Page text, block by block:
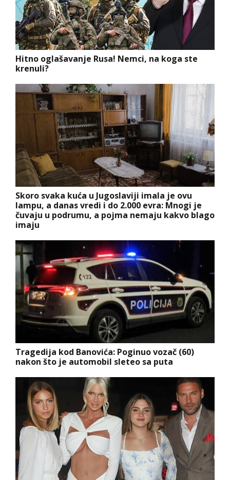
Hitno oglašavanje Rusa! Nemci, na koga ste
krenuli?
Skoro svaka kuća u Jugoslaviji imala je ovu
lampu, a danas vredi i do 2.000 evra: Mnogi je
čuvaju u podrumu, a pojma nemaju kakvo blago
imaju
Tragedija kod Banovića: Poginuo vozač (60)
nakon što je automobil sleteo sa puta